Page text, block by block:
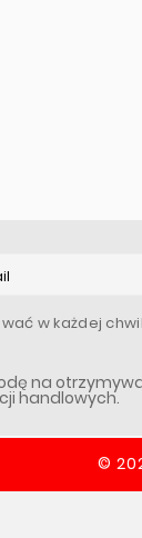
w każdej
na
handlowych.
©